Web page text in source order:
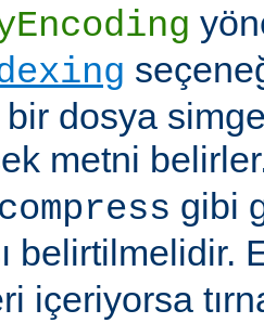
dosya
metni
gibi
belirtilmelidir.
içeriyorsa